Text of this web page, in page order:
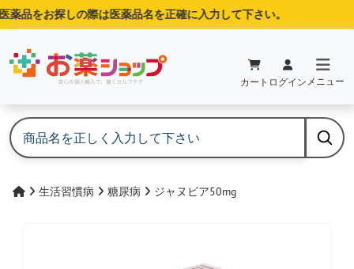
品をお探しの際は医薬品名を正確に入力して下さい。
カート ログイン メニュー
生活習慣病 糖尿病 ジャヌビア50mg